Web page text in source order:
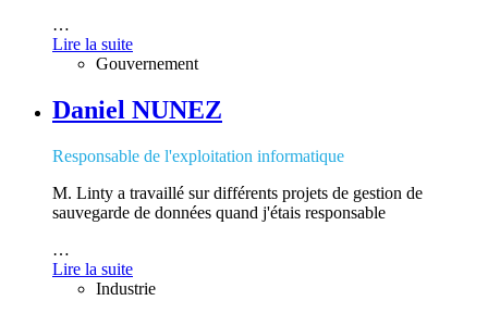
…
Lire la suite
Gouvernement
Daniel NUNEZ
Responsable de l'exploitation informatique
M. Linty a travaillé sur différents projets de gestion de
sauvegarde de données quand j'étais responsable
…
Lire la suite
Industrie